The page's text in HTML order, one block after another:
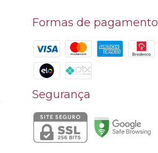
Formas de pagamento
Segurança